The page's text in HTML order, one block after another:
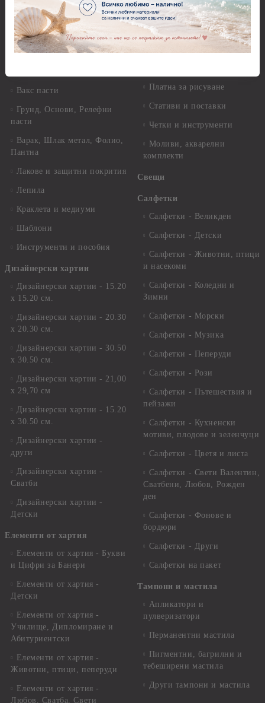
Фина оризова декупажна
хартия Stamperia - 21 х
29.см. - 28гр.
Декупажна хартия - Други
Вакс пасти
Грунд, Основи, Релефни
пасти
Варак, Шлак метал, Фолио,
Пантна
Лакове и защитни покрития
Лепила
Краклета и медиуми
Шаблони
Инструменти и пособия
Дизайнерски хартии
Дизайнерски хартии - 15.20
х 15.20 см.
Дизайнерски хартии - 20.30
х 20.30 см.
Дизайнерски хартии - 30.50
х 30.50 см.
Дизайнерски хартии - 21,00
х 29,70 см
Дизайнерски хартии - 15.20
x 30.50 см.
Дизайнерски хартии -
други
Дизайнерски хартии -
Сватби
Дизайнерски хартии -
Детски
Елементи от хартия
Елементи от хартия - Букви
и Цифри за Банери
Елементи от хартия -
Детски
Елементи от хартия -
Училище, Дипломиране и
Абитуриентски
Елементи от хартия -
Животни, птици, пеперуди
Елементи от хартия -
Любов, Сватба, Свети
Перфоратори - Коледни и
Зимни
Рисуване
Платна за рисуване
Стативи и поставки
Четки и инструменти
Моливи, акварелни
комплекти
Свещи
Салфетки
Салфетки - Великден
Салфетки - Детски
Салфетки - Животни, птици
и насекоми
Салфетки - Коледни и
Зимни
Салфетки - Морски
Салфетки - Музика
Салфетки - Пеперуди
Салфетки - Рози
Салфетки - Пътешествия и
пейзажи
Салфетки - Кухненски
мотиви, плодове и зеленчуци
Салфетки - Цветя и листа
Салфетки - Свети Валентин,
Сватбени, Любов, Рожден
ден
Салфетки - Фонове и
бордюри
Салфетки - Други
Салфетки на пакет
Тампони и мастила
Апликатори и
пулверизатори
Перманентни мастила
Пигментни, багрилни и
тебеширени мастила
Други тампони и мастила